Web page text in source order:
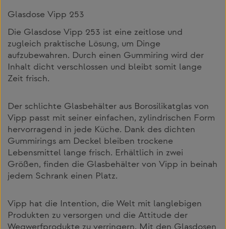
Glasdose Vipp 253
Die Glasdose Vipp 253 ist eine zeitlose und
zugleich praktische Lösung, um Dinge
aufzubewahren. Durch einen Gummiring wird der
Inhalt dicht verschlossen und bleibt somit lange
Zeit frisch.
Der schlichte Glasbehälter aus Borosilikatglas von
Vipp passt mit seiner einfachen, zylindrischen Form
hervorragend in jede Küche. Dank des dichten
Gummirings am Deckel bleiben trockene
Lebensmittel lange frisch. Erhältlich in zwei
Größen, finden die Glasbehälter von Vipp in beinah
jedem Schrank einen Platz.
Vipp hat die Intention, die Welt mit langlebigen
Produkten zu versorgen und die Attitude der